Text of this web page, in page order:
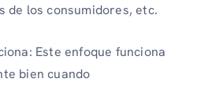
de los consumidores, etc.
Este enfoque funciona
bien cuando